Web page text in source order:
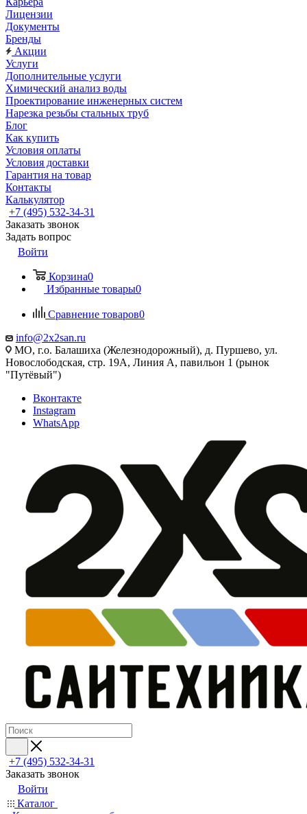
Лицензии
Документы
Бренды
Акции
Услуги
Дополнительные услуги
Химический анализ воды
Проектирование инженерных систем
Нарезка резьбы стальных труб
Блог
Как купить
Условия оплаты
Условия доставки
Гарантия на товар
Контакты
Калькулятор
+7 (495) 532‑34‑31
Заказать звонок
Задать вопрос
Войти
Корзина0
Избранные товары0
Сравнение товаров0
info@2x2san.ru
МО, г.о. Балашиха (Железнодорожный), д. Пуршево, ул.
Новослободская, стр. 19А, Линия А, павильон 1 (рынок
"Путёвый")
Вконтакте
Instagram
WhatsApp
+7 (495) 532‑34‑31
Заказать звонок
Войти
Каталог